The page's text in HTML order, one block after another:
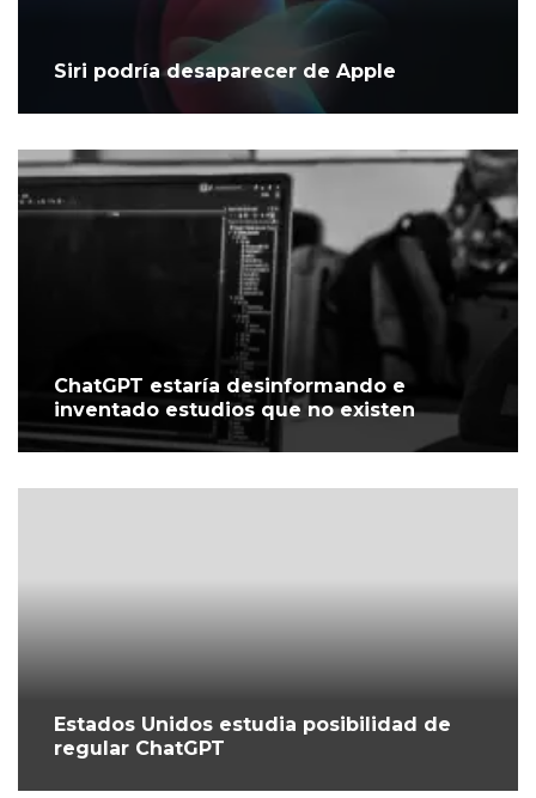
Siri podría desaparecer de Apple
ChatGPT estaría desinformando e
inventado estudios que no existen
Estados Unidos estudia posibilidad de
regular ChatGPT